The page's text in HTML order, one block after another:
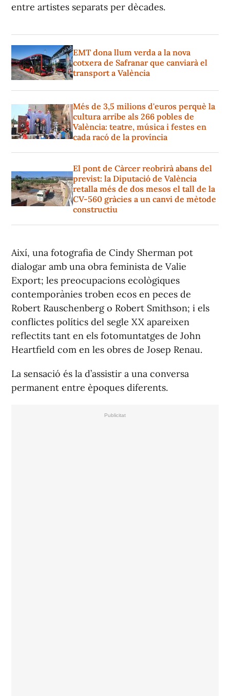
entre artistes separats per dècades.
EMT dona llum verda a la nova
cotxera de Safranar que canviarà el
transport a València
Més de 3,5 milions d'euros perquè la
cultura arribe als 266 pobles de
València: teatre, música i festes en
cada racó de la província
El pont de Càrcer reobrirà abans del
previst: la Diputació de València
retalla més de dos mesos el tall de la
CV-560 gràcies a un canvi de mètode
constructiu
Així, una fotografia de Cindy Sherman pot
dialogar amb una obra feminista de Valie
Export; les preocupacions ecològiques
contemporànies troben ecos en peces de
Robert Rauschenberg o Robert Smithson; i els
conflictes polítics del segle XX apareixen
reflectits tant en els fotomuntatges de John
Heartfield com en les obres de Josep Renau.
La sensació és la d’assistir a una conversa
permanent entre èpoques diferents.